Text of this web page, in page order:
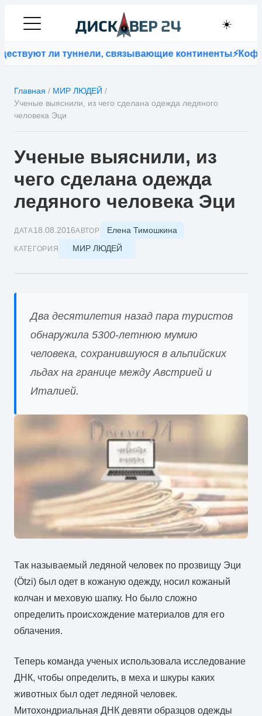
☀️
ли туннели, связывающие континенты⚡
Главная / МИР ЛЮДЕЙ /
Ученые выяснили, из чего сделана одежда ледяного
человека Эци
Ученые выяснили, из
чего сделана одежда
ледяного человека Эци
ДАТА18.08.2016АВТОР Елена Тимошкина
КАТЕГОРИЯ МИР ЛЮДЕЙ
Два десятилетия назад пара туристов
обнаружила 5300-летнюю мумию
человека, сохранившуюся в альпийских
льдах на границе между Австрией и
Италией.
Так называемый ледяной человек по прозвищу Эци
(Ötzi) был одет в кожаную одежду, носил кожаный
колчан и меховую шапку. Но было сложно
определить происхождение материалов для его
облачения.
Теперь команда ученых использовала исследование
ДНК, чтобы определить, в меха и шкуры каких
животных был одет ледяной человек.
Митохондриальная ДНК девяти образцов одежды